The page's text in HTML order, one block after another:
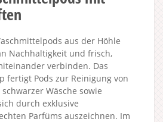
aus der Höhle
Nachhaltigkeit und frisch,
verbinden. Das
fertigt Pods zur Reinigung von
Wäsche sowie
durch exklusive
Parfüms auszeichnen. Im